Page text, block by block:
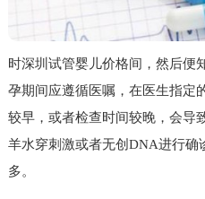
时深圳试管婴儿价格间，然后便
孕期间应遵循医嘱，在医生指定
较早，或者检查时间较晚，会导
羊水穿刺激或者无创DNA进行确
多。